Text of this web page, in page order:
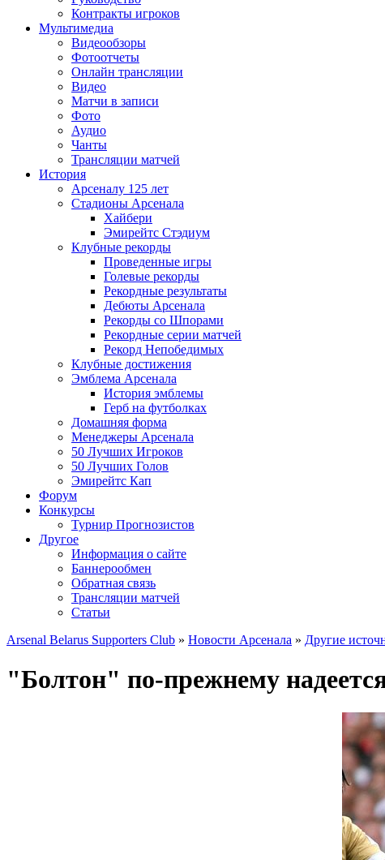
Контракты игроков
Мультимедиа
Видеообзоры
Фотоотчеты
Онлайн трансляции
Видео
Матчи в записи
Фото
Аудио
Чанты
Трансляции матчей
История
Арсеналу 125 лет
Стадионы Арсенала
Хайбери
Эмирейтс Стэдиум
Клубные рекорды
Проведенные игры
Голевые рекорды
Рекордные результаты
Дебюты Арсенала
Рекорды со Шпорами
Рекордные серии матчей
Рекорд Непобедимых
Клубные достижения
Эмблема Арсенала
История эмблемы
Герб на футболках
Домашняя форма
Менеджеры Арсенала
50 Лучших Игроков
50 Лучших Голов
Эмирейтс Кап
Форум
Конкурсы
Турнир Прогнозистов
Другое
Информация о сайте
Баннерообмен
Обратная связь
Трансляции матчей
Статьи
Arsenal Belarus Supporters Club » Новости Арсенала » Другие
"Болтон" по-прежнему